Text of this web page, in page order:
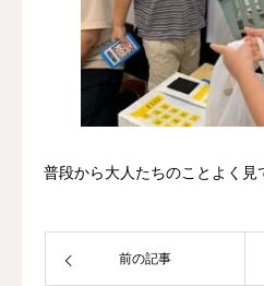
普段から大人たちのことよく見
前の記事